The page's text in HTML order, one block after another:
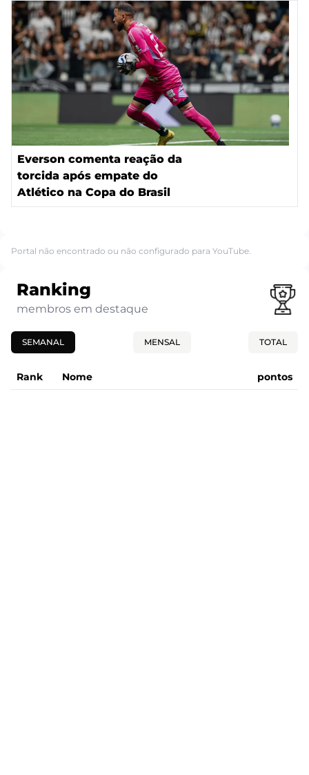
Everson comenta reação da
torcida após empate do
Atlético na Copa do Brasil
Portal não encontrado ou não configurado para YouTube.
Ranking
membros em destaque
SEMANAL MENSAL TOTAL
Rank Nome pontos